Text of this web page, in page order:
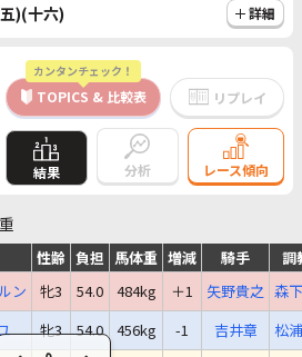
)(十六) 詳細
カンタンチェック！
TOPICS & 比較表 リプレイ
結果 分析 レース傾向
性齢 負担 馬体重 増減 騎手
調
ン 牝3 54.0 484kg ＋1 矢野貴之 森
牝3 54.0 456kg -1 吉井章
松